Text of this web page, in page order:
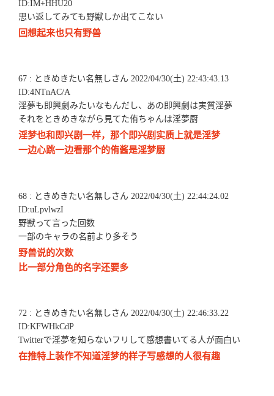
ID:IM+HHU20
思い返してみても野獣しか出てこない
回想起来也只有野兽
67 : ときめきたい名無しさん 2022/04/30(土) 22:43:43.13
ID:4NTnAC/A
淫夢も即興劇みたいなもんだし、あの即興劇は実質淫夢
それをときめきながら見てた侑ちゃんは淫夢厨
淫梦也和即兴剧一样，那个即兴剧实质上就是淫梦
一边心跳一边看那个的侑酱是淫梦厨
68 : ときめきたい名無しさん 2022/04/30(土) 22:44:24.02
ID:uLpvlwzI
野獣って言った回数
一部のキャラの名前より多そう
野兽说的次数
比一部分角色的名字还要多
72 : ときめきたい名無しさん 2022/04/30(土) 22:46:33.22
ID:KFWHkCdP
Twitterで淫夢を知らないフリして感想書いてる人が面白い
在推特上装作不知道淫梦的样子写感想的人很有趣